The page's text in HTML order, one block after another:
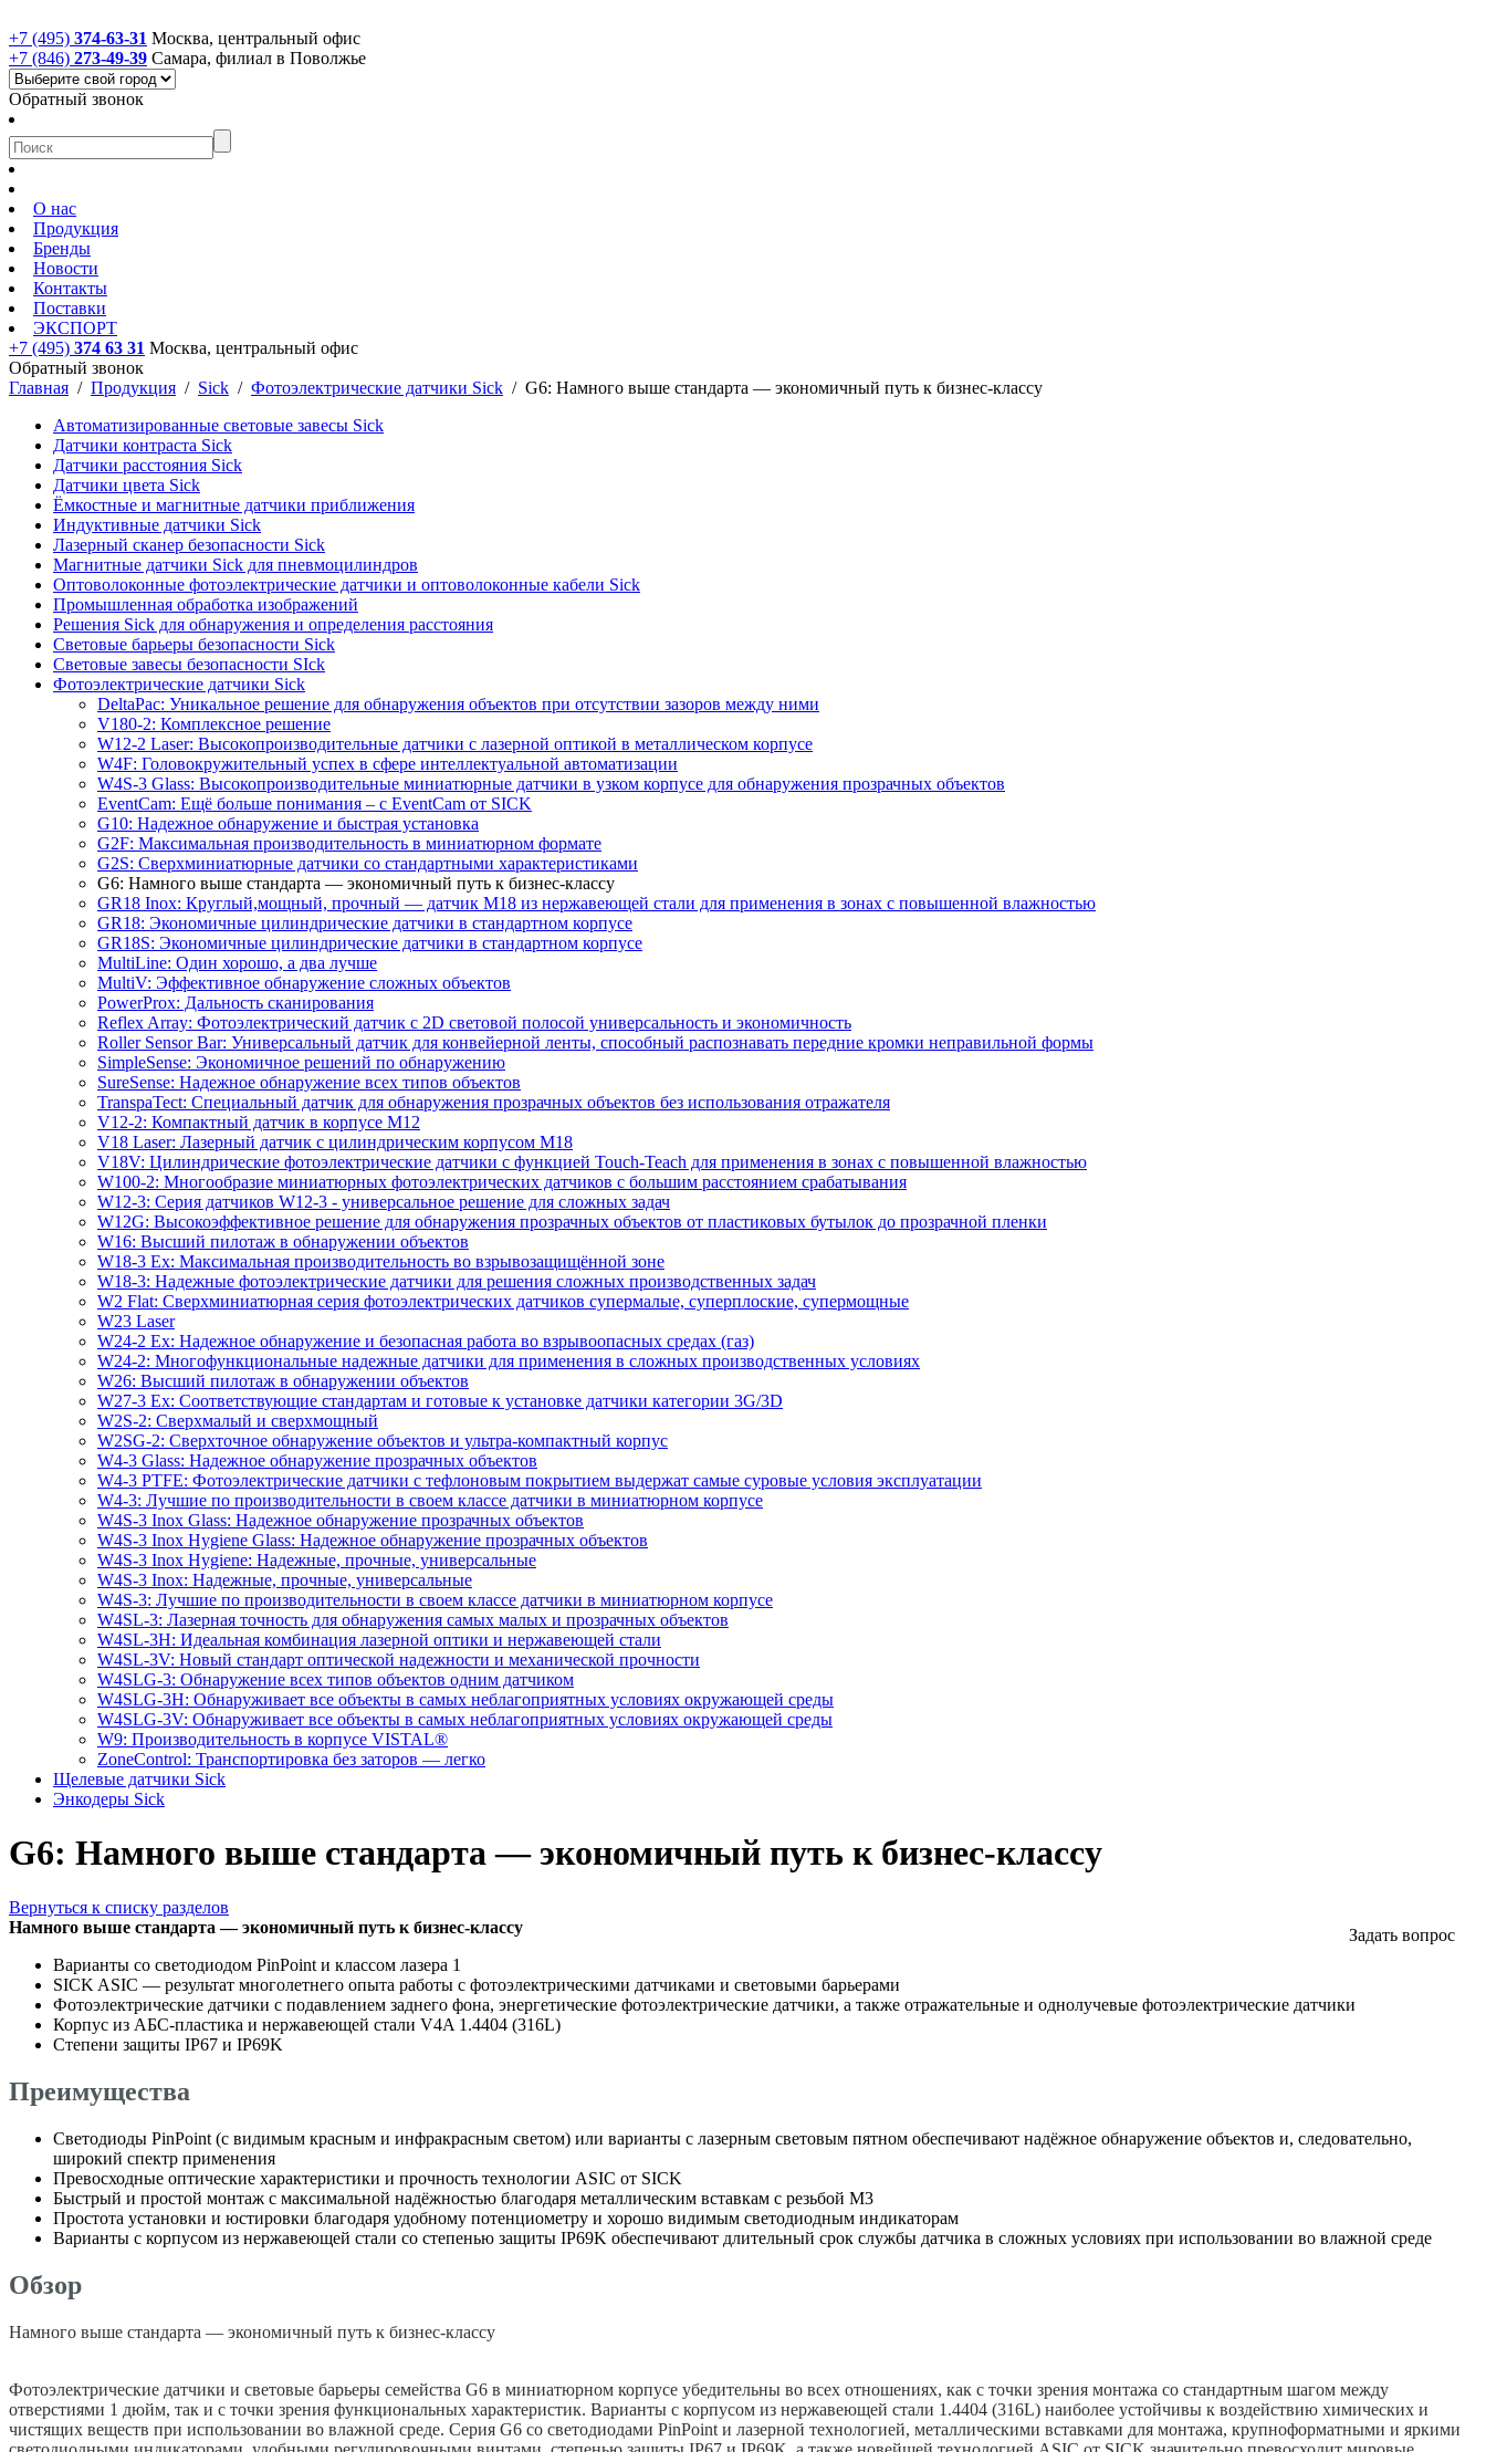
+7 (495) 374-63-31 Москва, центральный офис
+7 (846) 273-49-39 Самара, филиал в Поволжье
Обратный звонок
О нас
Продукция
Бренды
Новости
Контакты
Поставки
ЭКСПОРТ
+7 (495) 374 63 31 Москва, центральный офис
Обратный звонок
Главная / Продукция / Sick / Фотоэлектрические датчики Sick / G6: Намного выше стандарта — экономичный путь к бизнес-классу
Автоматизированные световые завесы Sick
Датчики контраста Sick
Датчики расстояния Sick
Датчики цвета Sick
Ёмкостные и магнитные датчики приближения
Индуктивные датчики Sick
Лазерный сканер безопасности Sick
Магнитные датчики Sick для пневмоцилиндров
Оптоволоконные фотоэлектрические датчики и оптоволоконные кабели Sick
Промышленная обработка изображений
Решения Sick для обнаружения и определения расстояния
Световые барьеры безопасности Sick
Световые завесы безопасности SIck
Фотоэлектрические датчики Sick
DeltaPac: Уникальное решение для обнаружения объектов при отсутствии зазоров между ними
V180-2: Комплексное решение
W12-2 Laser: Высокопроизводительные датчики с лазерной оптикой в металлическом корпусе
W4F: Головокружительный успех в сфере интеллектуальной автоматизации
W4S-3 Glass: Высокопроизводительные миниатюрные датчики в узком корпусе для обнаружения прозрачных объектов
EventCam: Ещё больше понимания – с EventCam от SICK
G10: Надежное обнаружение и быстрая установка
G2F: Максимальная производительность в миниатюрном формате
G2S: Сверхминиатюрные датчики со стандартными характеристиками
G6: Намного выше стандарта — экономичный путь к бизнес-классу
GR18 Inox: Круглый,мощный, прочный — датчик M18 из нержавеющей стали для применения в зонах с повышенной влажностью
GR18: Экономичные цилиндрические датчики в стандартном корпусе
GR18S: Экономичные цилиндрические датчики в стандартном корпусе
MultiLine: Один хорошо, а два лучше
MultiV: Эффективное обнаружение сложных объектов
PowerProx: Дальность сканирования
Reflex Array: Фотоэлектрический датчик с 2D световой полосой универсальность и экономичность
Roller Sensor Bar: Универсальный датчик для конвейерной ленты, способный распознавать передние кромки неправильной формы
SimpleSense: Экономичное решений по обнаружению
SureSense: Надежное обнаружение всех типов объектов
TranspaTect: Специальный датчик для обнаружения прозрачных объектов без использования отражателя
V12-2: Компактный датчик в корпусе M12
V18 Laser: Лазерный датчик с цилиндрическим корпусом M18
V18V: Цилиндрические фотоэлектрические датчики с функцией Touch-Teach для применения в зонах с повышенной влажностью
W100-2: Многообразие миниатюрных фотоэлектрических датчиков с большим расстоянием срабатывания
W12-3: Серия датчиков W12-3 - универсальное решение для сложных задач
W12G: Высокоэффективное решение для обнаружения прозрачных объектов от пластиковых бутылок до прозрачной пленки
W16: Высший пилотаж в обнаружении объектов
W18-3 Ex: Максимальная производительность во взрывозащищённой зоне
W18-3: Надежные фотоэлектрические датчики для решения сложных производственных задач
W2 Flat: Сверхминиатюрная серия фотоэлектрических датчиков супермалые, суперплоские, супермощные
W23 Laser
W24-2 Ex: Надежное обнаружение и безопасная работа во взрывоопасных средах (газ)
W24-2: Многофункциональные надежные датчики для применения в сложных производственных условиях
W26: Высший пилотаж в обнаружении объектов
W27-3 Ex: Соответствующие стандартам и готовые к установке датчики категории 3G/3D
W2S-2: Сверхмалый и сверхмощный
W2SG-2: Сверхточное обнаружение объектов и ультра-компактный корпус
W4-3 Glass: Надежное обнаружение прозрачных объектов
W4-3 PTFE: Фотоэлектрические датчики с тефлоновым покрытием выдержат самые суровые условия эксплуатации
W4-3: Лучшие по производительности в своем классе датчики в миниатюрном корпусе
W4S-3 Inox Glass: Надежное обнаружение прозрачных объектов
W4S-3 Inox Hygiene Glass: Надежное обнаружение прозрачных объектов
W4S-3 Inox Hygiene: Надежные, прочные, универсальные
W4S-3 Inox: Надежные, прочные, универсальные
W4S-3: Лучшие по производительности в своем классе датчики в миниатюрном корпусе
W4SL-3: Лазерная точность для обнаружения самых малых и прозрачных объектов
W4SL-3H: Идеальная комбинация лазерной оптики и нержавеющей стали
W4SL-3V: Новый стандарт оптической надежности и механической прочности
W4SLG-3: Обнаружение всех типов объектов одним датчиком
W4SLG-3H: Обнаруживает все объекты в самых неблагоприятных условиях окружающей среды
W4SLG-3V: Обнаруживает все объекты в самых неблагоприятных условиях окружающей среды
W9: Производительность в корпусе VISTAL®
ZoneControl: Транспортировка без заторов — легко
Щелевые датчики Sick
Энкодеры Sick
G6: Намного выше стандарта — экономичный путь к бизнес-классу
Вернуться к списку разделов
Задать вопрос
Намного выше стандарта — экономичный путь к бизнес-классу
Варианты со светодиодом PinPoint и классом лазера 1
SICK ASIC — результат многолетнего опыта работы с фотоэлектрическими датчиками и световыми барьерами
Фотоэлектрические датчики с подавлением заднего фона, энергетические фотоэлектрические датчики, а также отражательные и однолучевые фотоэлектрические датчики
Корпус из АБС-пластика и нержавеющей стали V4A 1.4404 (316L)
Степени защиты IP67 и IP69K
Преимущества
Светодиоды PinPoint (с видимым красным и инфракрасным светом) или варианты с лазерным световым пятном обеспечивают надёжное обнаружение объектов и, следовательно,
широкий спектр применения
Превосходные оптические характеристики и прочность технологии ASIC от SICK
Быстрый и простой монтаж с максимальной надёжностью благодаря металлическим вставкам с резьбой M3
Простота установки и юстировки благодаря удобному потенциометру и хорошо видимым светодиодным индикаторам
Варианты с корпусом из нержавеющей стали со степенью защиты IP69K обеспечивают длительный срок службы датчика в сложных условиях при использовании во влажной среде
Обзор
Намного выше стандарта — экономичный путь к бизнес-классу
Фотоэлектрические датчики и световые барьеры семейства G6 в миниатюрном корпусе убедительны во всех отношениях, как с точки зрения монтажа со стандартным шагом между
отверстиями 1 дюйм, так и с точки зрения функциональных характеристик. Варианты с корпусом из нержавеющей стали 1.4404 (316L) наиболее устойчивы к воздействию химических и
чистящих веществ при использовании во влажной среде. Серия G6 со светодиодами PinPoint и лазерной технологией, металлическими вставками для монтажа, крупноформатными и яркими